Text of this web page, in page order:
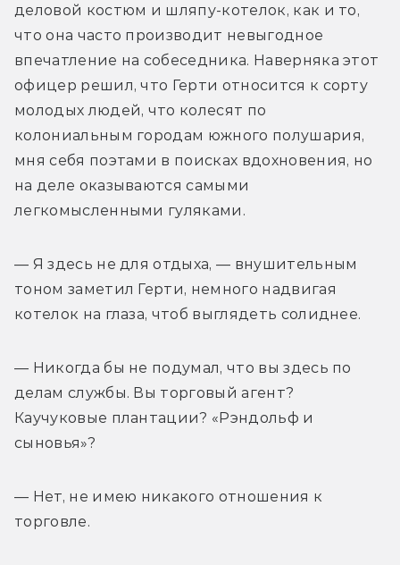
деловой костюм и шляпу-котелок, как и то,
что она часто производит невыгодное
впечатление на собеседника. Наверняка этот
офицер решил, что Герти относится к сорту
молодых людей, что колесят по
колониальным городам южного полушария,
мня себя поэтами в поисках вдохновения, но
на деле оказываются самыми
легкомысленными гуляками.
— Я здесь не для отдыха, — внушительным
тоном заметил Герти, немного надвигая
котелок на глаза, чтоб выглядеть солиднее.
— Никогда бы не подумал, что вы здесь по
делам службы. Вы торговый агент?
Каучуковые плантации? «Рэндольф и
сыновья»?
— Нет, не имею никакого отношения к
торговле.